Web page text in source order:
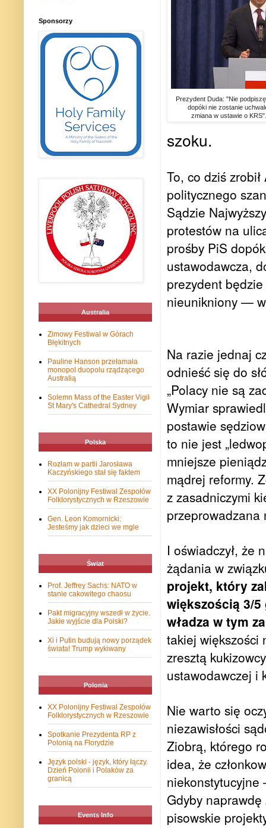
Prezydent Duda: "Nie
dopóki nie zostanie
zmiana w ustawie o KRS".
szoku.
To, co dziś
politycznego
Sądzie
protestów na
prośby PiS
ustawodawcza,
prezydent
nieunikniony —
Na razie jednaj
odnieść się do
„Polacy nie są
Wymiar
postawie
to nie jest
mniejsze
mądrej reformy.
z zasadniczymi
przeprowadzana
I oświadczył, że
żądania w
projekt, który
większością 3/5
władza w tym
takiej większości
zresztą
ustawodawczej i
Nie warto się
niezawisłości
Ziobrą, którego
idea, że
Gdyby
pisowskie
Sponsorzy
Australia
Zimowy Festiwal w Górach
Błękitnych
Pauline Hanson przełamała
monopol duopolu rządzącego
Australią
Solemn Mass of the Easter Vigil
St Mary's Cathedral Sydney
Polska
Rozłam w partii Jarosława
Kaczyńskiego stał się faktem
XX Polonijny Festiwal Zespołów
Folklorystycznych w Rzeszowie
Gen. Leon Komornicki:
Jesteśmy jak dzieci we mgle
Świat
Prof. Jeffrey Sachs: NATO w
stanie cakowitego chaosu
Pakt migracyjny wszedł w życie.
Jakie wyjście dla Polski?
Xi i Putin budują nowy porządek
świata! Trump wykiwany
Polonia
XX Polonijny Festiwal Zespołów
Folklorystycznych w Rzeszowie
Spotkanie Prezydenta RP z
Polonią na Florydzie
Język polski - język, który łączy.
Dzień Polonii i Polaków za
granicą
Events Info